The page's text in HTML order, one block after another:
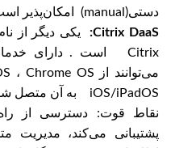
دستی(manual) امکان‌پذیر است.
Citrix DaaS:
iOS/iPadOS به آن متصل شوند.
نقاط قوت: دسترسی از
پشتیبانی می‌کند، مدیریت